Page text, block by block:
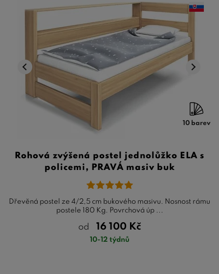
10 barev
Rohová zvýšená postel jednolůžko ELA s
policemi, PRAVÁ masiv buk
Dřevěná postel ze 4/2,5 cm bukového masivu. Nosnost rámu
postele 180 Kg. Povrchová úp ...
od 16 100 Kč
10-12 týdnů